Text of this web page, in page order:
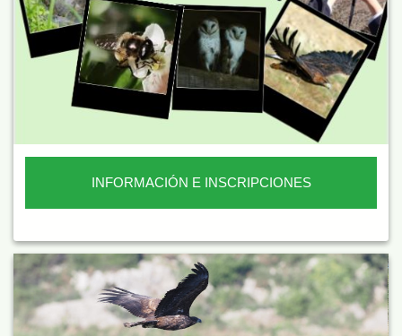
INFORMACIÓN E INSCRIPCIONES